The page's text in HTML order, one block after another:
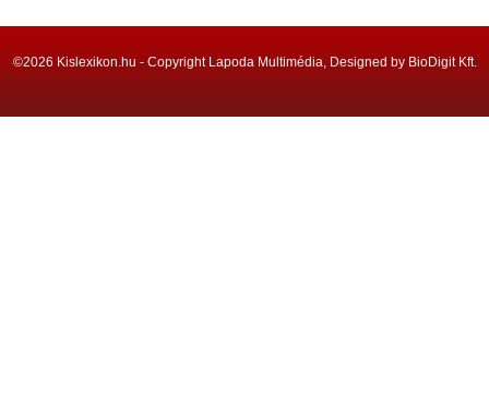
©2026 Kislexikon.hu - Copyright Lapoda Multimédia, Designed by BioDigit Kft.